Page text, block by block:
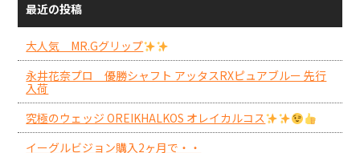
最近の投稿
大人気 MR.Gグリップ
永井花奈プロ 優勝シャフト アッタスRXピュアブルー 先行
入荷
究極のウェッジ OREIKHALKOS オレイカルコス
イーグルビジョン購入2ヶ月で・・